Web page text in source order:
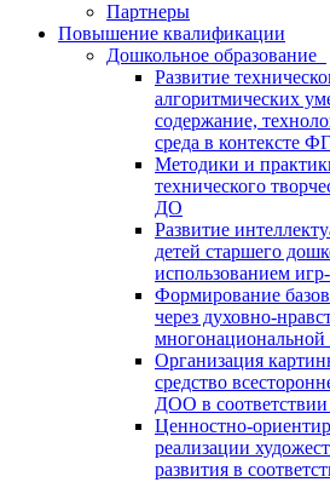
Партнеры
Повышение квалификации
Дошкольное образование
Развитие
алгоритмических
содержание,
среда в
Методики и
технического
ДО
Развитие
детей старшего
использованием
Формирование
через духовно-
многонациональной
Организация
средство
ДОО в
Ценностно-
реализации
развития в